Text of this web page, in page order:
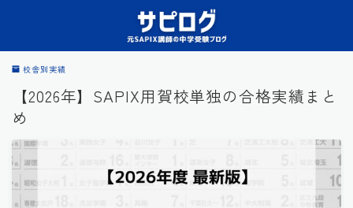
校舎別実績
【2026年】SAPIX用賀校単独の合格実績まと
め